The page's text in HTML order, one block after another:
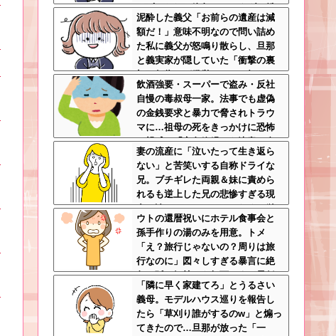
チギレられて絶句ｗｗ←タダで働
く嫁がいるわけないだろ
泥酔した義父「お前らの遺産は減
額だ！」意味不明なので問い詰め
た私に義父が怒鳴り散らし、旦那
と義実家が隠していた「衝撃の裏
切り行為」が発覚ｗｗｗ←知らん
間に200万払われてて草
飲酒強要・スーパーで盗み・反社
自慢の毒叔母一家。法事でも虚偽
の金銭要求と暴力で脅されトラウ
マに…祖母の死をきっかけに恐怖
の親戚と「永久絶縁」を決意←自
分の身の安全を最優先にして大正
解
妻の流産に「泣いたって生き返ら
ない」と苦笑いする自称ドライな
兄。ブチギレた両親＆妹に責めら
れるも逆上した兄の悲惨すぎる現
在←淡々としてるんじゃなくて単
なる冷血漢
ウトの還暦祝いにホテル食事会と
孫手作りの湯のみを用意。トメ
「え？旅行じゃないの？周りは旅
行なのに」図々しすぎる暴言に絶
句←孫の気持ちを無下にする最低
ババア
「隣に早く家建てろ」とうるさい
義母。モデルハウス巡りを報告し
たら「草刈り誰がするのw」と煽っ
てきたので…旦那が放った「一